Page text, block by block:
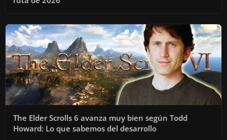
The Elder Scrolls 6 avanza muy bien según Todd
Howard: Lo que sabemos del desarrollo